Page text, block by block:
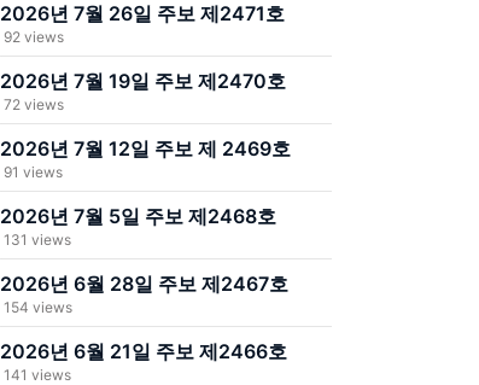
2026년 7월 26일 주보 제2471호
92 views
2026년 7월 19일 주보 제2470호
72 views
2026년 7월 12일 주보 제 2469호
91 views
2026년 7월 5일 주보 제2468호
131 views
2026년 6월 28일 주보 제2467호
154 views
2026년 6월 21일 주보 제2466호
141 views